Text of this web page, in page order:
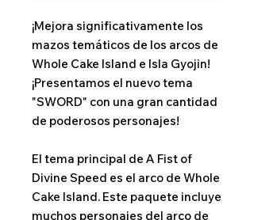
¡Mejora significativamente los
mazos temáticos de los arcos de
Whole Cake Island e Isla Gyojin!
¡Presentamos el nuevo tema
"SWORD" con una gran cantidad
de poderosos personajes!
El tema principal de A Fist of
Divine Speed ​​es el arco de Whole
Cake Island. Este paquete incluye
muchos personajes del arco de